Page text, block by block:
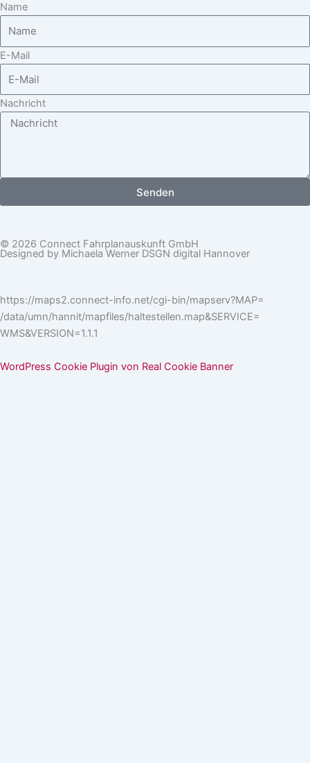
Name
E-Mail
Nachricht
Senden
© 2026 Connect Fahrplanauskunft GmbH
Designed by Michaela Werner DSGN digital Hannover
https://maps2.connect-info.net/cgi-bin/mapserv?MAP=
/data/umn/hannit/mapfiles/haltestellen.map&SERVICE=
WMS&VERSION=1.1.1
WordPress Cookie Plugin von Real Cookie Banner